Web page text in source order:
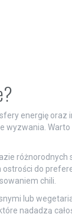
energię oraz
wyzwania.
różnorodnych
do
chili.
lub
nadadzą